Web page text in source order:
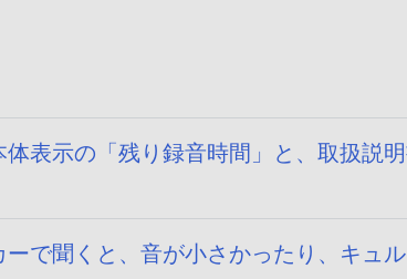
表示の「残り録音時間」と、取扱説
で聞くと、音が小さかったり、キュ